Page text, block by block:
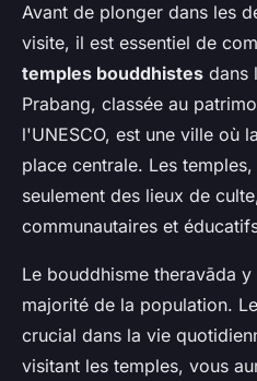
Avant de plonger dans les
visite, il est essentiel de
temples bouddhistes dans
Prabang, classée au
l'UNESCO, est une ville où
place centrale. Les
seulement des lieux de
communautaires et
Le bouddhisme theravāda
majorité de la population.
crucial dans la vie
visitant les temples, vous